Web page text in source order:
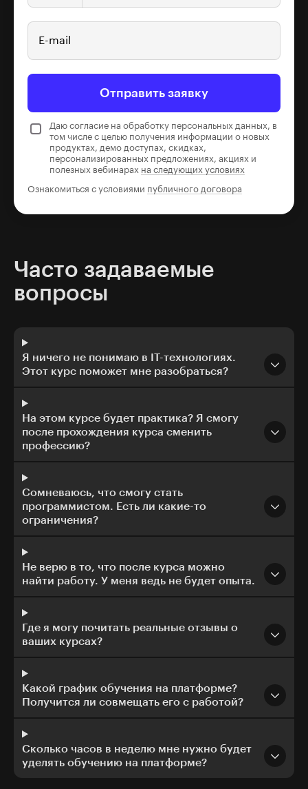
E-mail
Отправить заявку
Даю согласие на обработку персональных данных, в
том числе с целью получения информации о новых
продуктах, демо доступах, скидках,
персонализированных предложениях, акциях и
полезных вебинарах на следующих условиях
Ознакомиться с условиями публичного договора
Часто задаваемые
вопросы
Я ничего не понимаю в IT-технологиях.
Этот курс поможет мне разобраться?
На этом курсе будет практика? Я смогу
после прохождения курса сменить
профессию?
Сомневаюсь, что смогу стать
программистом. Есть ли какие-то
ограничения?
Не верю в то, что после курса можно
найти работу. У меня ведь не будет опыта.
Где я могу почитать реальные отзывы о
ваших курсах?
Какой график обучения на платформе?
Получится ли совмещать его с работой?
Сколько часов в неделю мне нужно будет
уделять обучению на платформе?